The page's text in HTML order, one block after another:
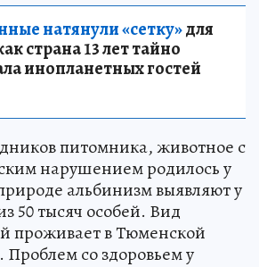
натянули «сетку»для
страна 13 лет тайно
инопланетных гостей
питомника, животное с
нарушением родилось у
альбинизм выявляют у
50 тысяч особей. Вид
проживает в Тюменской
Проблем со здоровьем у